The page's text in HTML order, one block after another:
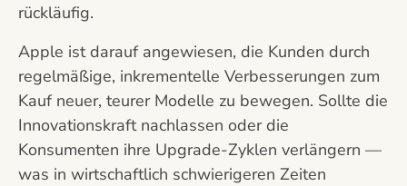
rückläufig.
Apple ist darauf angewiesen, die Kunden durch
regelmäßige, inkrementelle Verbesserungen zum
Kauf neuer, teurer Modelle zu bewegen. Sollte die
Innovationskraft nachlassen oder die
Konsumenten ihre Upgrade-Zyklen verlängern —
was in wirtschaftlich schwierigeren Zeiten